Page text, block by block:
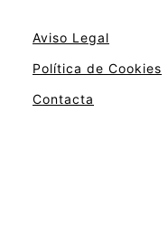
Aviso Legal
Política de Cookies
Contacta